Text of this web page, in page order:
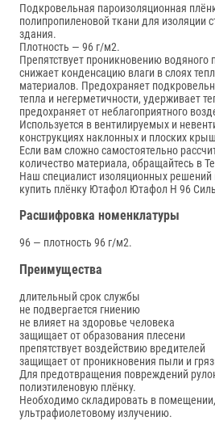
Подкровельная пароизоляционная
полипропиленовой ткани для изоляции
здания.
Плотность — 96 г/м2.
Препятствует проникновению водяного
снижает конденсацию влаги в слоях
материалов. Предохраняет
тепла и негерметичности, удерживает
предохраняет от неблагоприятного
Используется в вентилируемых и
конструкциях наклонных и плоских
Если вам сложно самостоятельно
количество материала, обращайтесь в
Наш специалист изоляционных
купить плёнку Ютафол Ютафол Н 96
Расшифровка номенклатуры
96 — плотность 96 г/м2.
Преимущества
длительный срок службы
не подвергается гниению
не влияет на здоровье человека
защищает от образования плесени
препятствует воздействию вредителей
защищает от проникновения пыли и
Для предотвращения повреждений
полиэтиленовую плёнку.
Необходимо складировать в
ультрафиолетовому излучению.